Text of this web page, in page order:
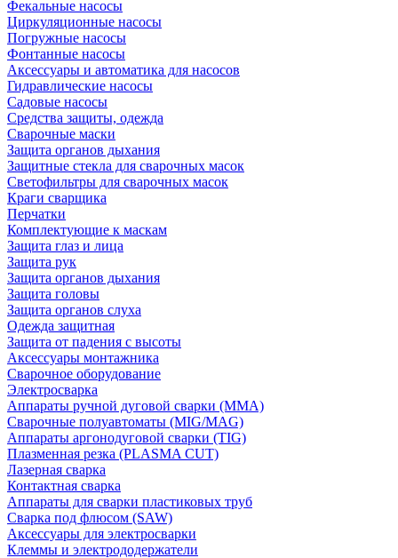
Фекальные насосы
Циркуляционные насосы
Погружные насосы
Фонтанные насосы
Аксессуары и автоматика для насосов
Гидравлические насосы
Садовые насосы
Средства защиты, одежда
Сварочные маски
Защита органов дыхания
Защитные стекла для сварочных масок
Светофильтры для сварочных масок
Краги сварщика
Перчатки
Комплектующие к маскам
Защита глаз и лица
Защита рук
Защита органов дыхания
Защита головы
Защита органов слуха
Одежда защитная
Защита от падения с высоты
Аксессуары монтажника
Сварочное оборудование
Электросварка
Аппараты ручной дуговой сварки (MMA)
Сварочные полуавтоматы (MIG/MAG)
Аппараты аргонодуговой сварки (TIG)
Плазменная резка (PLASMA CUT)
Лазерная сварка
Контактная сварка
Аппараты для сварки пластиковых труб
Сварка под флюсом (SAW)
Аксессуары для электросварки
Клеммы и электрододержатели